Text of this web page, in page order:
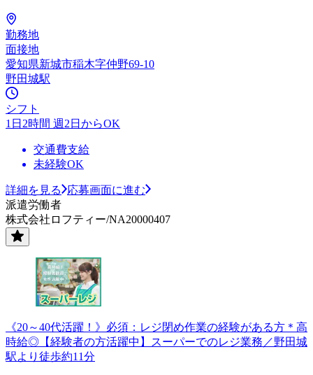
勤務地
面接地
愛知県新城市稲木字仲野69-10
野田城駅
シフト
1日2時間 週2日からOK
交通費支給
未経験OK
詳細を見る
応募画面に進む
派遣労働者
株式会社ロフティー/NA20000407
《20～40代活躍！》必須：レジ閉め作業の経験がある方＊高
時給◎【経験者の方活躍中】スーパーでのレジ業務／野田城
駅より徒歩約11分